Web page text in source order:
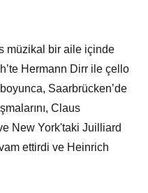
müzikal bir aile içinde
Hermann Dirr ile çello
Saarbrücken’de
Claus
New York'taki Juilliard
ettirdi ve Heinrich